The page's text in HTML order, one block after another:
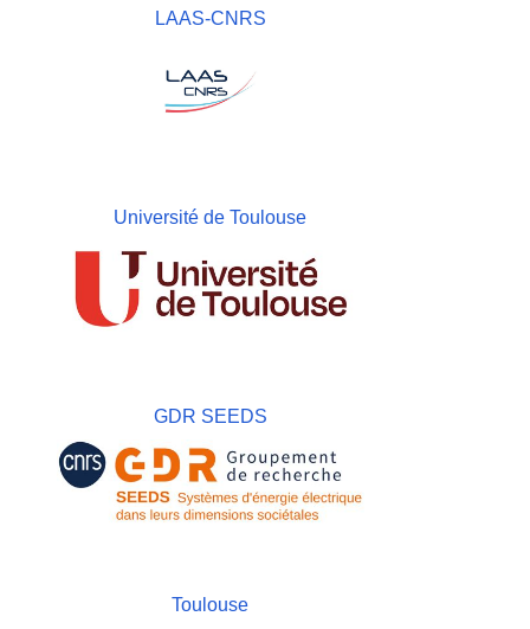
LAAS-CNRS
Université de Toulouse
GDR SEEDS
Toulouse